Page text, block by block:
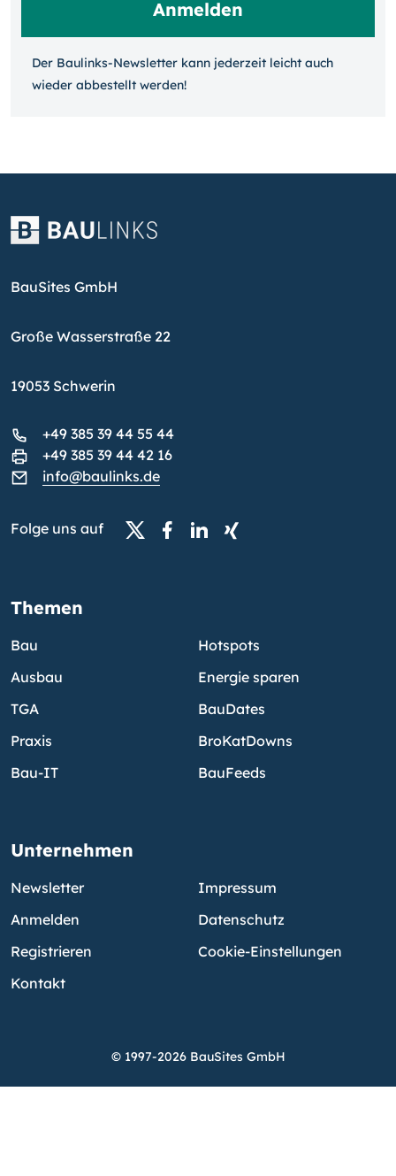
Der Baulinks-Newsletter kann jeder­zeit leicht auch
wieder ab­bestellt werden!
BauSites GmbH
Große Wasserstraße 22
19053 Schwerin
+49 385 39 44 55 44
+49 385 39 44 42 16
info@baulinks.de
Folge uns auf
Themen
Bau
Ausbau
TGA
Praxis
Bau-IT
Hotspots
Energie sparen
BauDates
BroKatDowns
BauFeeds
Unternehmen
Newsletter
Anmelden
Registrieren
Kontakt
Impressum
Datenschutz
Cookie-Einstellungen
© 1997-2026 BauSites GmbH